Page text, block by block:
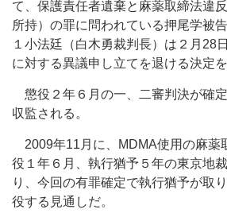
て、保護責任者遺棄と麻薬取締法違
所持）の罪に問われている押尾学被
１小法廷（白木勇裁判長）は２月28
に対する異議申し立てを退ける決定を
懲役２年６月の一、二審判決が確
収監される。
2009年11月に、MDMA使用の麻薬
役１年６月、執行猶予５年の東京地
り、今回の有罪確定で執行猶予が取
役する見通しだ。